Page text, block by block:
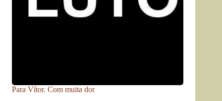
Para Vítor. Com muita dor